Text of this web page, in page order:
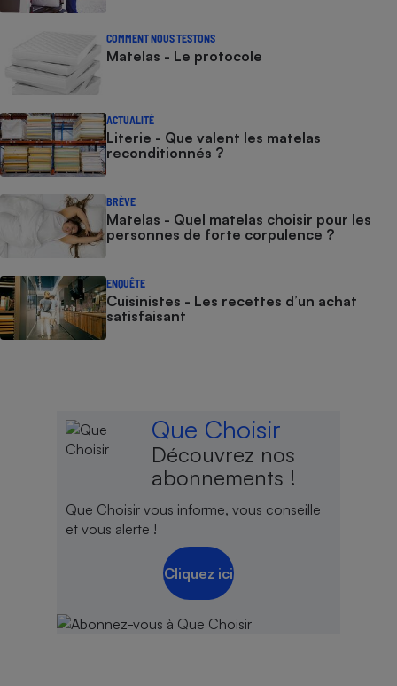
COMMENT NOUS TESTONS
Matelas - Le protocole
ACTUALITÉ
Literie - Que valent les matelas
reconditionnés ?
BRÈVE
Matelas - Quel matelas choisir pour les
personnes de forte corpulence ?
ENQUÊTE
Cuisinistes - Les recettes d’un achat
satisfaisant
Que Choisir
Découvrez nos
abonnements !
Que Choisir vous informe, vous conseille
et vous alerte !
Cliquez ici